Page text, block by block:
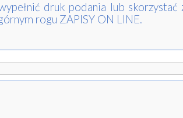
druk podania lub
rogu ZAPISY ON LINE.